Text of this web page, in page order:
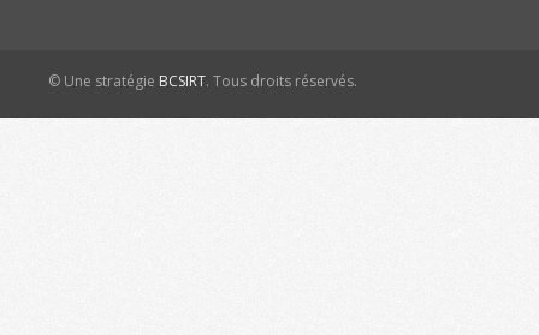
© Une stratégie BCSIRT. Tous droits réservés.